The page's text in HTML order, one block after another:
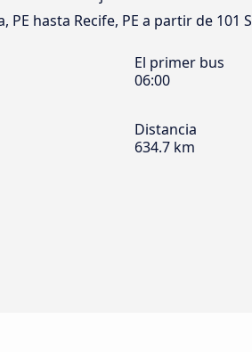
PE hasta Recife, PE a partir de 101
El primer bus
06:00
Distancia
634.7 km